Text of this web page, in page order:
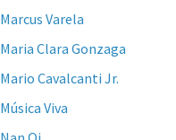
Marcus Varela
Maria Clara Gonzaga
Mario Cavalcanti Jr.
Música Viva